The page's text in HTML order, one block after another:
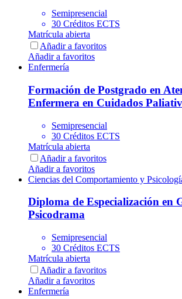
Semipresencial
30 Créditos ECTS
Matrícula abierta
Añadir a favoritos
Añadir a favoritos
Enfermería
Formación de Postgrado en
Enfermera en Cuidados
Semipresencial
30 Créditos ECTS
Matrícula abierta
Añadir a favoritos
Añadir a favoritos
Ciencias del Comportamiento y
Diploma de Especialización en
Psicodrama
Semipresencial
30 Créditos ECTS
Matrícula abierta
Añadir a favoritos
Añadir a favoritos
Enfermería